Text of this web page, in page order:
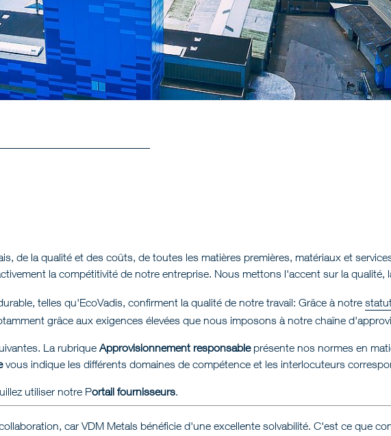
de la qualité et des coûts, de toutes les matières premières, matériaux et
la compétitivité de notre entreprise. Nous mettons l'accent sur la qualité,
telles qu'EcoVadis, confirment la qualité de notre travail: Grâce à notre
grâce aux exigences élevées que nous imposons à notre chaîne
La rubriqueApprovisionnement responsableprésente nos normes en
vous indique les différents domaines de compétence et les interlocuteurs
utiliser notre Portail fournisseurs.
car VDM Metals bénéficie d'une excellente solvabilité. C'est ce que